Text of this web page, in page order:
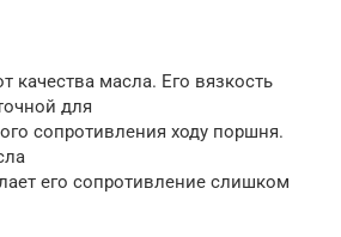
качества масла. Его вязкость
для
сопротивления ходу поршня.
его сопротивление слишком